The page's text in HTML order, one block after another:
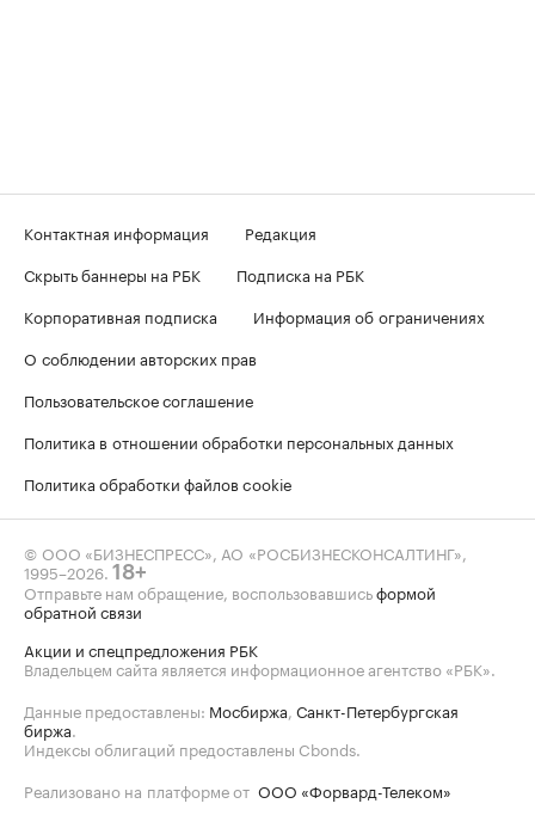
Контактная информация
Редакция
Скрыть баннеры на РБК
Подписка на РБК
Корпоративная подписка
Информация об ограничениях
О соблюдении авторских прав
Пользовательское соглашение
Политика в отношении обработки персональных данных
Политика обработки файлов cookie
© ООО «БИЗНЕСПРЕСС», АО «РОСБИЗНЕСКОНСАЛТИНГ»,
1995–2026. 18+
Отправьте нам обращение, воспользовавшисьформой
обратной связи
Акции и спецпредложения РБК
Владельцем сайта является информационное агентство «РБК».
Данные предоставлены: Мосбиржа, Санкт-Петербургская
биржа.
Индексы облигаций предоставлены Cbonds.
Реализовано на платформе от ООО «Форвард-Телеком»